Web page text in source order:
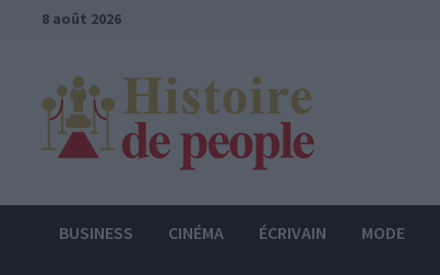
Passer8 août 2026
BUSINESS CINÉMA ÉCRIVAIN MODE